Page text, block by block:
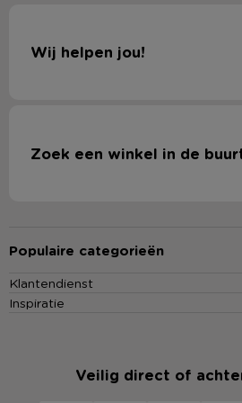
Wij helpen jou!
Zoek een winkel in de
Populaire categorieën
Klantendienst
Inspiratie
Veilig direct of